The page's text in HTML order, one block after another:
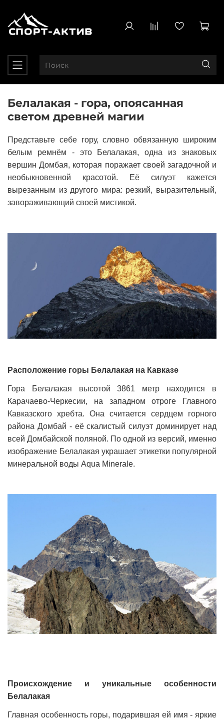
Белалакая - гора, опоясанная
светом древней магии
Представьте себе гору, словно обвязанную широким
белым ремнём - это Белалакая, одна из знаковых
вершин Домбая, которая поражает своей загадочной и
необыкновенной красотой. Её силуэт кажется
вырезанным из другого мира: резкий, выразительный,
завораживающий своей мистикой.
Расположение горы Белалакая на Кавказе
Гора Белалакая высотой 3861 метр находится в
Карачаево-Черкесии, на западном отроге Главного
Кавказского хребта. Она считается сердцем горного
района Домбай - её скалистый силуэт доминирует над
всей Домбайской поляной. По одной из версий, именно
изображение Белалакая украшает этикетки популярной
минеральной воды Aqua Minerale.
Происхождение и уникальные особенности
Белалакая
Главная особенность горы, подарившая ей имя - яркие